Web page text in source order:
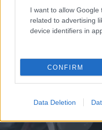
I want to allow Google
related to advertising
device identifiers in
CONFIRM
Data Deletion